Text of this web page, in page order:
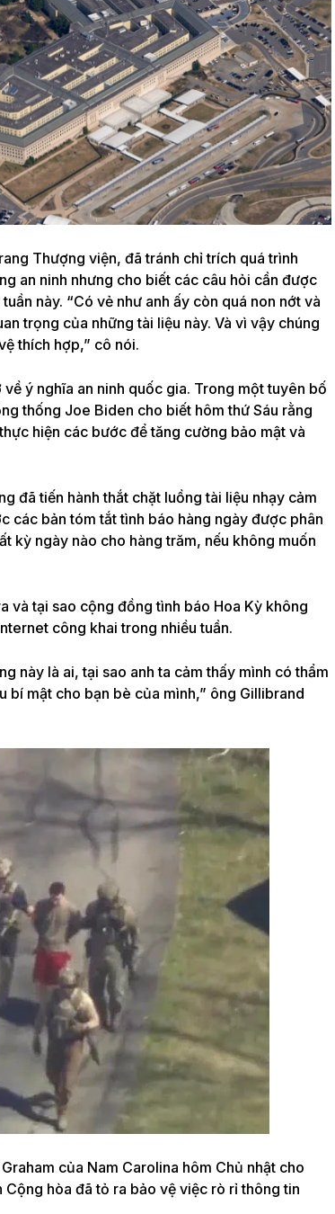
Thượng viện, đã tránh chỉ trích quá trình
an ninh nhưng cho biết các câu hỏi cần được
này. “Có vẻ như anh ấy còn quá non nớt và
trọng của những tài liệu này. Và vì vậy chúng
thích hợp,” cô nói.
ý nghĩa an ninh quốc gia. Trong một tuyên bố
thống Joe Biden cho biết hôm thứ Sáu rằng
hiện các bước để tăng cường bảo mật và
đã tiến hànhthắt chặt luồng tài liệu nhạy cảm
các bản tóm tắt tình báo hàng ngày được phân
kỳ ngày nào cho hàng trăm, nếu không muốn
và tại sao cộng đồng tình báo Hoa Kỳ không
công khai trong nhiều tuần.
này là ai, tại sao anh ta cảm thấy mình có thẩm
bí mật cho bạn bè của mình,” ông Gillibrand
của Nam Carolina hôm Chủ nhật cho
hòa đã tỏ ra bảo vệ việc rò rỉ thông tin